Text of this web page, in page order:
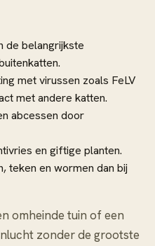
de belangrijkste
met virussen zoals FeLV
met andere katten.
abcessen door
en giftige planten.
teken en wormen dan bij
omheinde tuin of een
zonder de grootste